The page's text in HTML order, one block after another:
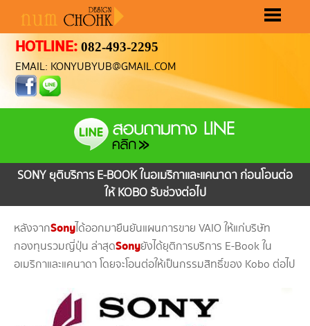
HOTLINE: 082-493-2295
EMAIL: KONYUBYUB@GMAIL.COM
SONY ยุติบริการ E-BOOK ในอเมริกาและแคนาดา ก่อนโอนต่อ
ให้ KOBO รับช่วงต่อไป
หลังจากSonyได้ออกมายืนยันแผนการขาย VAIO ให้แก่บริษัท
กองทุนรวมญี่ปุ่น ล่าสุดSonyยังได้ยุติการบริการ E-Book ใน
อเมริกาและแคนาดา โดยจะโอนต่อให้เป็นกรรมสิทธิ์ของ Kobo ต่อไป